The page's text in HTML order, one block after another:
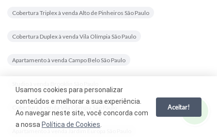
Cobertura Triplex à venda Alto de Pinheiros São Paulo
Cobertura Duplex à venda Vila Olímpia São Paulo
Apartamento à venda Campo Belo São Paulo
Cobertura à venda Vila Olimpia São Paulo
Usamos cookies para personalizar
conteúdos e melhorar a sua experiência.
Ao navegar neste site, você concorda com
a nossa Política de Cookies
Aceitar!